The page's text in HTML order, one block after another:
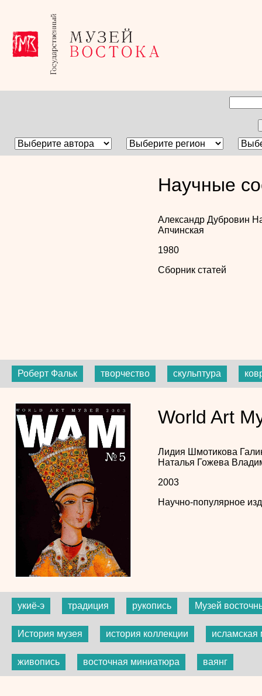
Научные
Александр Дубровин
Апчинская
1980
Сборник статей
Роберт Фальк творчество скульптура
World Art
Лидия Шмотикова
Наталья Гожева
2003
Научно-популярное
укиё-э традиция рукопись Музей
История музея история коллекции
живопись восточная миниатюра ваянг